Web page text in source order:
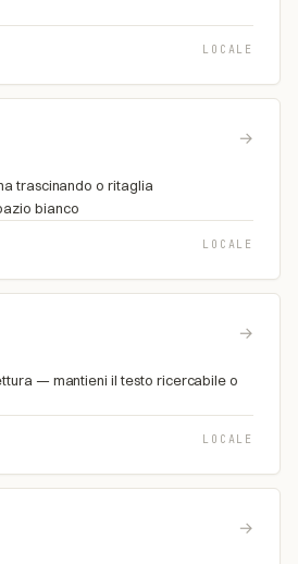
LOCALE
→
trascinando o ritaglia
bianco
LOCALE
→
— mantieni il testo ricercabile o
LOCALE
→